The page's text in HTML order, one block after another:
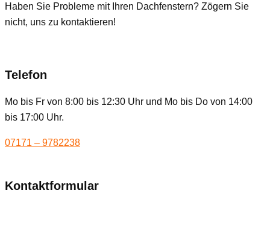
Haben Sie Probleme mit Ihren Dachfenstern? Zögern Sie
nicht, uns zu kontaktieren!
Telefon
Mo bis Fr von 8:00 bis 12:30 Uhr und Mo bis Do von 14:00
bis 17:00 Uhr.
07171 – 9782238
Kontaktformular